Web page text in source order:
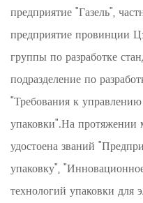
предприятие "Газель",
предприятие провинции
группы по разработке
подразделение по
"Требования к
упаковки".На
удостоена званий
упаковку",
технологий упаковки для